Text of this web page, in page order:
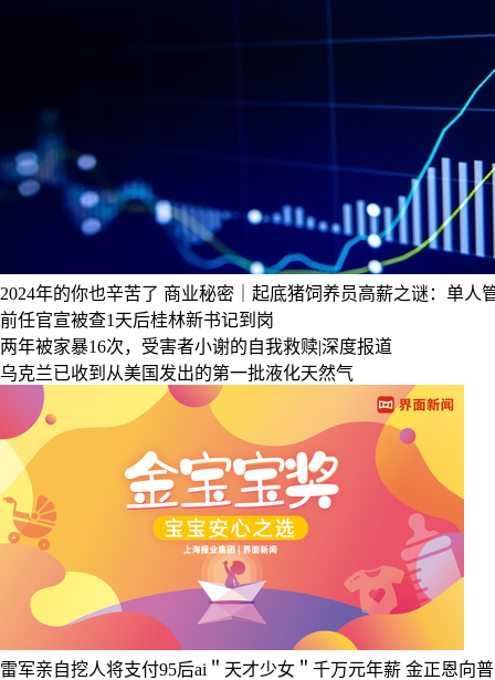
2024年的你也辛苦了 商业秘密｜起底猪饲养员高薪之谜：单人
前任官宣被查1天后桂林新书记到岗
两年被家暴16次，受害者小谢的自我救赎|深度报道
乌克兰已收到从美国发出的第一批液化天然气
雷军亲自挖人将支付95后ai＂天才少女＂千万元年薪 金正恩向